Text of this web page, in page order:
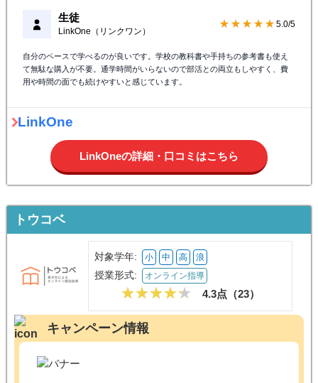
生徒
LinkOne（リンクワン）
★★★★★ 5.0/5
自分のペースで学べるのが良いです。学校の教科書や手持ちの参考書も使え
て無駄な購入が不要。通学時間がいらないので部活との両立もしやすく、費
用や時間の面でも続けやすいと感じています。
LinkOne
LinkOneの詳細・口コミはこちら
トウコベ
対象学年: 小 中 高 浪
授業形式: オンライン指導
4.3点（23）
キャンペーン情報